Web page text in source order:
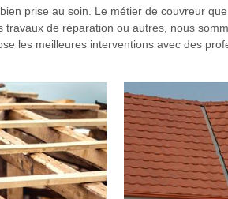
prise au soin. Le métier de couvreur
de réparation ou autres, nous
les meilleures interventions avec des